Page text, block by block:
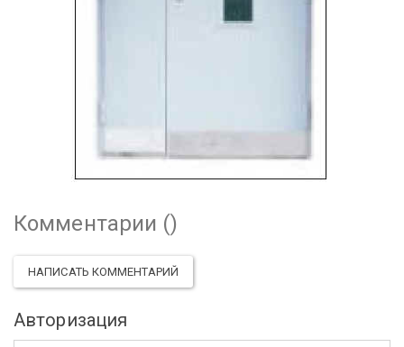
Комментарии ()
НАПИСАТЬ КОММЕНТАРИЙ
Авторизация